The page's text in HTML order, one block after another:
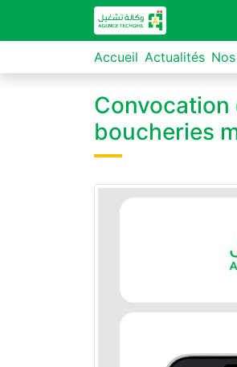
Accueil Actualités
boucheries